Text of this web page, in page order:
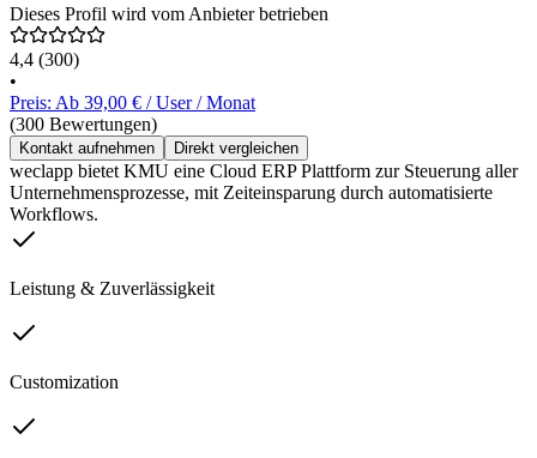
Dieses Profil wird vom Anbieter betrieben
4,4 (300)
•
Preis: Ab 39,00 € / User / Monat
(300 Bewertungen)
Kontakt aufnehmen Direkt vergleichen
weclapp bietet KMU eine Cloud ERP Plattform zur Steuerung aller
Unternehmensprozesse, mit Zeiteinsparung durch automatisierte
Workflows.
Leistung & Zuverlässigkeit
Customization